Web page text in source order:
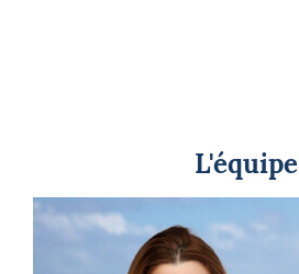
L'équipe